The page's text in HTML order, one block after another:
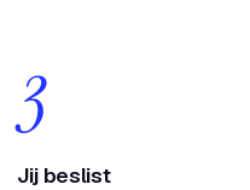
3
Jij beslist